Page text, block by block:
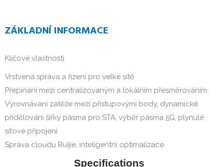
ZÁKLADNÍ INFORMACE
Klíčové vlastnosti
Vrstvená správa a řízení pro velké sítě
Přepínání mezi centralizovaným a lokálním přesměrováním
Vyrovnávání zátěže mezi přístupovými body, dynamické
přidělování šířky pásma pro STA, výběr pásma 5G, plynulé
síťové připojení
Správa cloudu Ruijie, inteligentní optimalizace
Specifications